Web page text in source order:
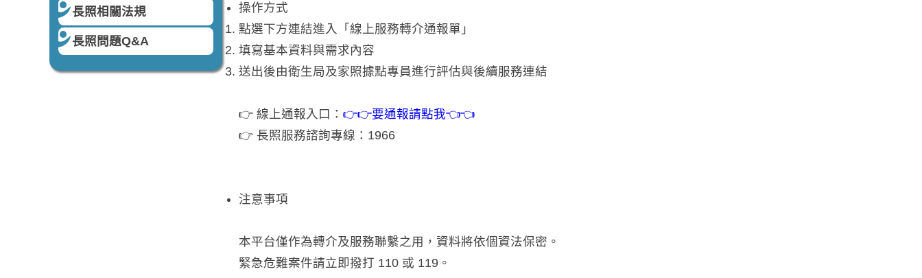
長照相關法規
長照問題Q&A
操作方式
點選下方連結進入「線上服務轉介通報單」
填寫基本資料與需求內容
送出後由衛生局及家照據點專員進行評估與後續服務連結
👉 線上通報入口： 👉👉要通報請點我👈👈
👉 長照服務諮詢專線：1966
注意事項
本平台僅作為轉介及服務聯繫之用，資料將依個資法保密。
緊急危難案件請立即撥打 110 或 119。